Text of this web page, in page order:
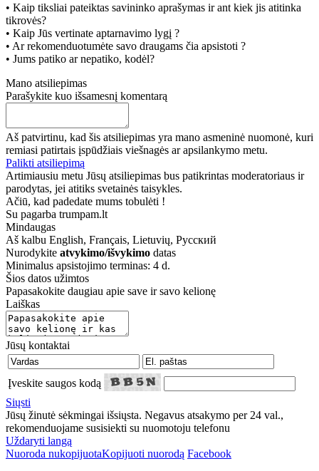
• Kaip tiksliai pateiktas savininko aprašymas ir ant kiek jis atitinka
tikrovės?
• Kaip Jūs vertinate aptarnavimo lygį ?
• Ar rekomenduotumėte savo draugams čia apsistoti ?
• Jums patiko ar nepatiko, kodėl?
Mano atsiliepimas
Parašykite kuo išsamesnį komentarą
Aš patvirtinu, kad šis atsiliepimas yra mano asmeninė nuomonė, kuri
remiasi patirtais įspūdžiais viešnagės ar apsilankymo metu.
Palikti atsiliepimą
Artimiausiu metu Jūsų atsiliepimas bus patikrintas moderatoriaus ir
parodytas, jei atitiks svetainės taisykles.
Ačiū, kad padedate mums tobulėti !
Su pagarba trumpam.lt
Mindaugas
Aš kalbu English, Français, Lietuvių, Русский
Nurodykite atvykimo/išvykimo datas
Minimalus apsistojimo terminas: 4 d.
Šios datos užimtos
Papasakokite daugiau apie save ir savo kelionę
Laiškas
Jūsų kontaktai
Įveskite saugos kodą
Siųsti
Jūsų žinutė sėkmingai išsiųsta. Negavus atsakymo per 24 val.,
rekomenduojame susisiekti su nuomotoju telefonu
Uždaryti langą
Nuoroda nukopijuotaKopijuoti nuorodą Facebook